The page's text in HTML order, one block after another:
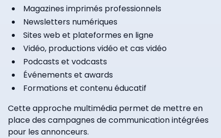
Magazines imprimés professionnels
Newsletters numériques
Sites web et plateformes en ligne
Vidéo, productions vidéo et cas vidéo
Podcasts et vodcasts
Événements et awards
Formations et contenu éducatif
Cette approche multimédia permet de mettre en
place des campagnes de communication intégrées
pour les annonceurs.